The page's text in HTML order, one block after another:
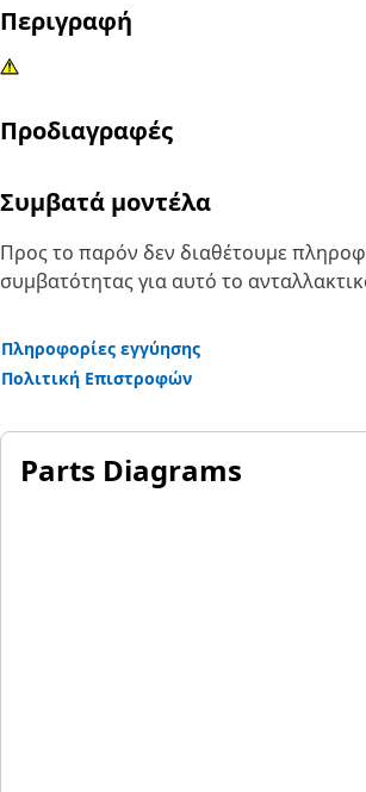
Περιγραφή
Προδιαγραφές
Συμβατά μοντέλα
Προς το παρόν δεν διαθέτουμε
συμβατότητας για αυτό το
Πληροφορίες εγγύησης
Πολιτική Επιστροφών
Parts Diagrams